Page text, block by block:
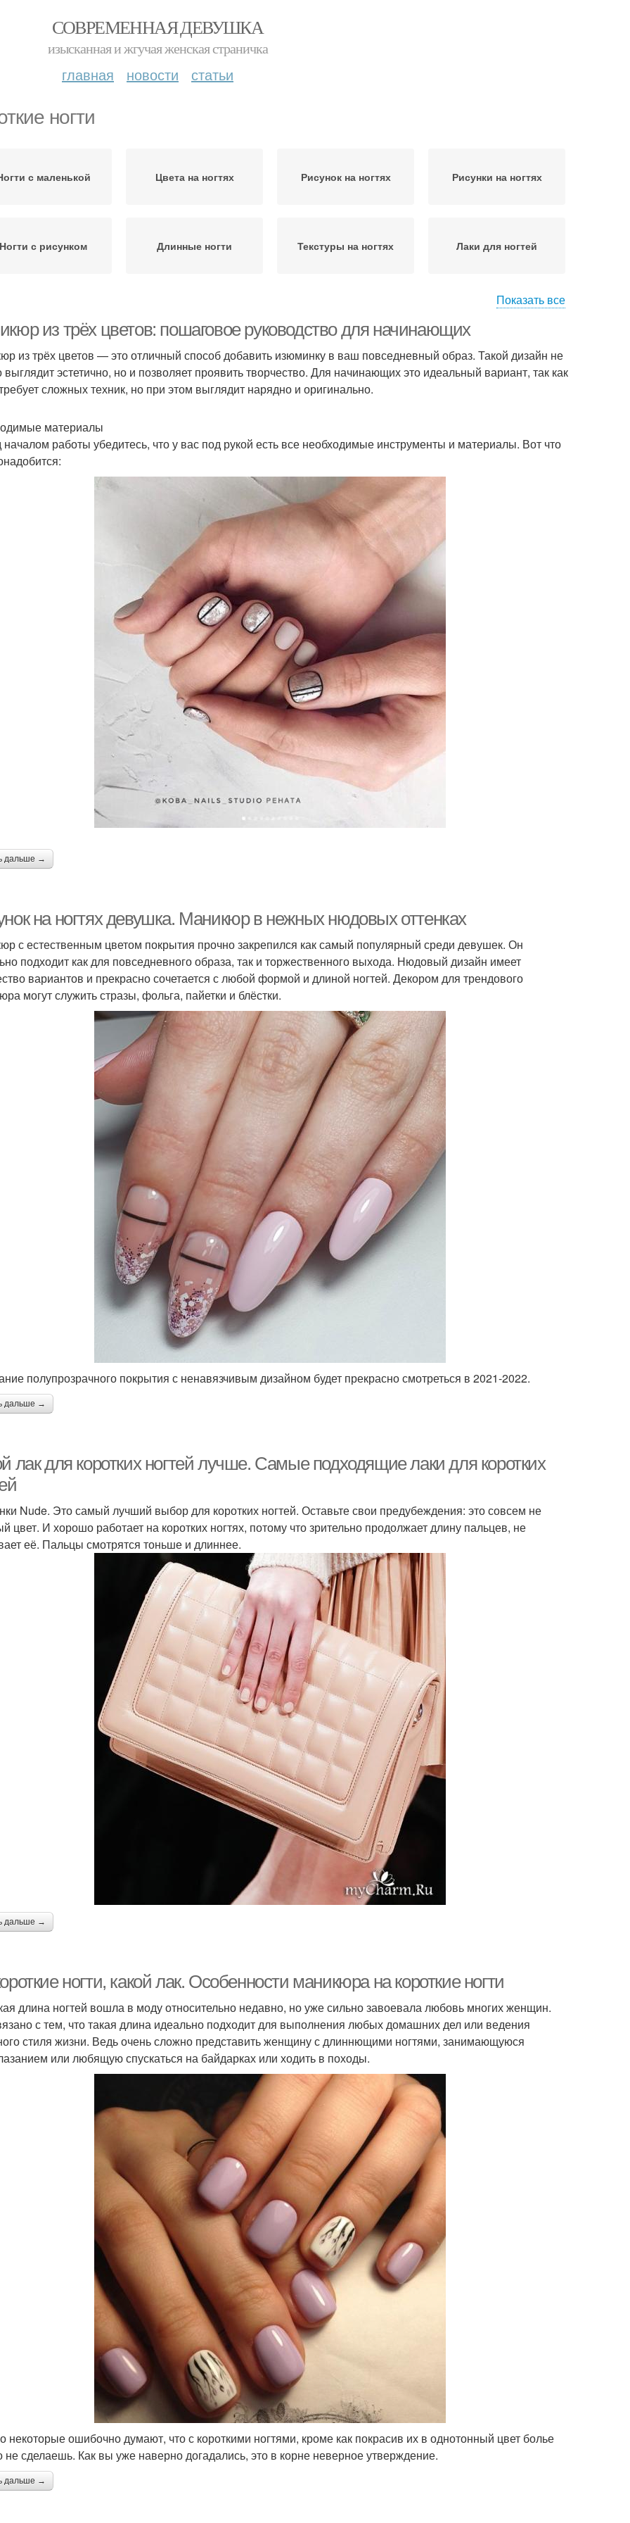
СОВРЕМЕННАЯ ДЕВУШКА
изысканная и жгучая женская страничка
главная новости статьи
ногти
с маленькой Цвета на ногтях Рисунок на ногтях Рисунки на ногтях
Ногти с рисунком Длинные ногти Текстуры на ногтях Лаки для ногтей
ногтей
Маникюр на короткие
для коротких
ногтей
Гель-лак на коротких
ногтях
Дизайн для коротких
ногтей
Решение для коротких
Лак для коротких
пальцев
Узкие ногти
Ногти для
Гель-лак на короткие
Показать все
из трёх цветов: пошаговое руководство для начинающих
из трёх цветов — это отличный способ добавить изюминку в ваш повседневный образ. Такой дизайн не
выглядит эстетично, но и позволяет проявить творчество. Для начинающих это идеальный вариант, так как
сложных техник, но при этом выглядит нарядно и оригинально.
материалы
работы убедитесь, что у вас под рукой есть все необходимые инструменты и материалы. Вот что
дальше →
на ногтях девушка. Маникюр в нежных нюдовых оттенках
с естественным цветом покрытия прочно закрепился как самый популярный среди девушек. Он
подходит как для повседневного образа, так и торжественного выхода. Нюдовый дизайн имеет
вариантов и прекрасно сочетается с любой формой и длиной ногтей. Декором для трендового
могут служить стразы, фольга, пайетки и блёстки.
полупрозрачного покрытия с ненавязчивым дизайном будет прекрасно смотреться в 2021-2022.
дальше →
лак для коротких ногтей лучше. Самые подходящие лаки для коротких
Nude. Это самый лучший выбор для коротких ногтей. Оставьте свои предубеждения: это совсем не
цвет. И хорошо работает на коротких ногтях, потому что зрительно продолжает длину пальцев, не
её. Пальцы смотрятся тоньше и длиннее.
дальше →
ногти, какой лак. Особенности маникюра на короткие ногти
длина ногтей вошла в моду относительно недавно, но уже сильно завоевала любовь многих женщин.
с тем, что такая длина идеально подходит для выполнения любых домашних дел или ведения
стиля жизни. Ведь очень сложно представить женщину с длиннющими ногтями, занимающуюся
или любящую спускаться на байдарках или ходить в походы.
некоторые ошибочно думают, что с короткими ногтями, кроме как покрасив их в однотонный цвет болье
не сделаешь. Как вы уже наверно догадались, это в корне неверное утверждение.
дальше →